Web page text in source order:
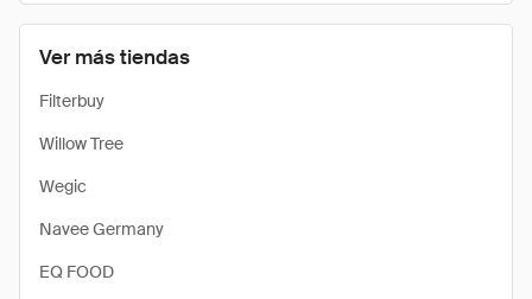
Ver más tiendas
Filterbuy
Willow Tree
Wegic
Navee Germany
EQ FOOD